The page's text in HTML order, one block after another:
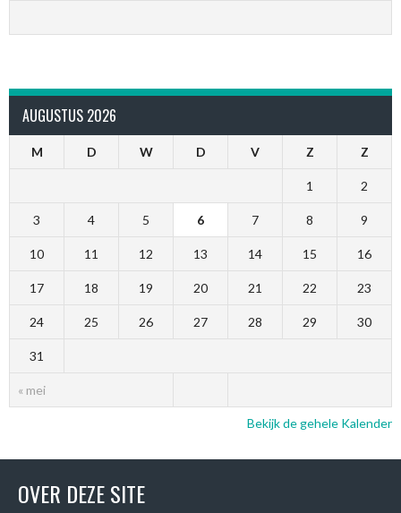
AUGUSTUS 2026
M D W D V Z Z
« mei
1 2
3 4 5 6 7 8 9
10 11 12 13 14 15 16
17 18 19 20 21 22 23
24 25 26 27 28 29 30
31
Bekijk de gehele Kalender
OVER DEZE SITE